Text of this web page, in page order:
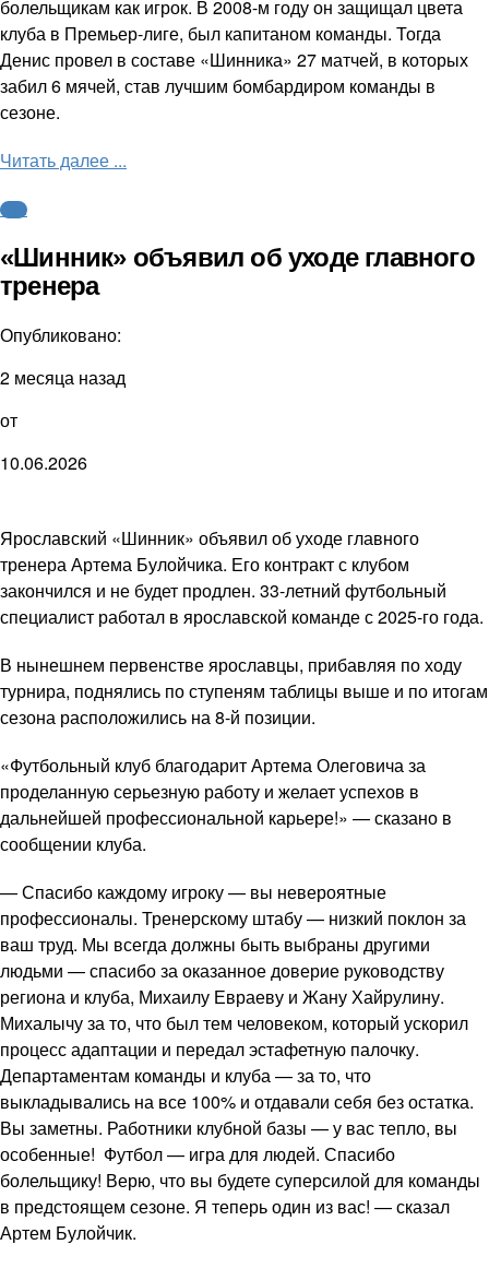
болельщикам как игрок. В 2008-м году он защищал цвета
клуба в Премьер-лиге, был капитаном команды. Тогда
Денис провел в составе «Шинника» 27 матчей, в которых
забил 6 мячей, став лучшим бомбардиром команды в
сезоне.
Читать далее ...
ФНЛ
«Шинник» объявил об уходе главного
тренера
Опубликовано:
2 месяца назад
от
10.06.2026
Ярославский «Шинник» объявил об уходе главного
тренера Артема Булойчика. Его контракт с клубом
закончился и не будет продлен. 33-летний футбольный
специалист работал в ярославской команде с 2025-го года.
В нынешнем первенстве ярославцы, прибавляя по ходу
турнира, поднялись по ступеням таблицы выше и по итогам
сезона расположились на 8-й позиции.
«Футбольный клуб благодарит Артема Олеговича за
проделанную серьезную работу и желает успехов в
дальнейшей профессиональной карьере!» — сказано в
сообщении клуба.
— Спасибо каждому игроку — вы невероятные
профессионалы. Тренерскому штабу — низкий поклон за
ваш труд. Мы всегда должны быть выбраны другими
людьми — спасибо за оказанное доверие руководству
региона и клуба, Михаилу Евраеву и Жану Хайрулину.
Михалычу за то, что был тем человеком, который ускорил
процесс адаптации и передал эстафетную палочку.
Департаментам команды и клуба — за то, что
выкладывались на все 100% и отдавали себя без остатка.
Вы заметны. Работники клубной базы — у вас тепло, вы
особенные! Футбол — игра для людей. Спасибо
болельщику! Верю, что вы будете суперсилой для команды
в предстоящем сезоне. Я теперь один из вас! — сказал
Артем Булойчик.